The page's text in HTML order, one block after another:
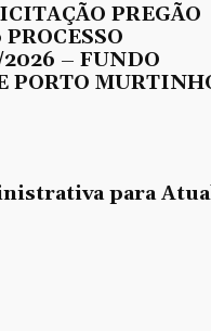
PREGÃO
– FUNDO
PORTO
para